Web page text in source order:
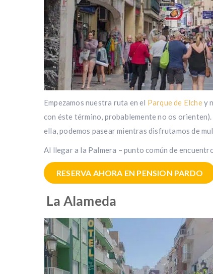
Empezamos nuestra ruta en el Parque de Elchey
con éste término, probablemente no os
ella, podemos pasear mientras disfrutamos de
Al llegar a la Palmera – punto común de
RESERVA AHORA EN PENSION PARDO
La Alameda